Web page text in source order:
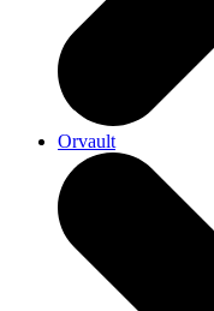
Orvault